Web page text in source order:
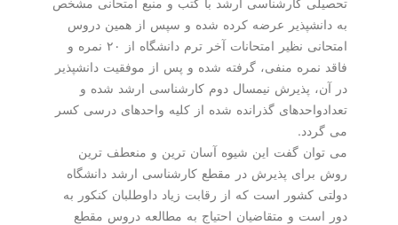
به دانشپذیر عرضه كرده شده و سپس از همین دروس
امتحانی نظیر امتحانات آخر ترم دانشگاه از ۲۰ نمره و
فاقد نمره منفی، گرفته شده و پس از موفقیت دانشپذیر
در آن، پذیرش نیمسال دوم كارشناسی ارشد شده و
تعدادواحدهای گذرانده شده از كلیه واحدهای درسی كسر
می گردد.
می توان گفت این شیوه آسان ترین و منعطف ترین
روش برای پذیرش در مقطع كارشناسی ارشد دانشگاه
دولتی كشور است كه از رقابت زیاد داوطلبان كنكور به
دور است و متقاضیان احتیاج به مطالعه دروس مقطع